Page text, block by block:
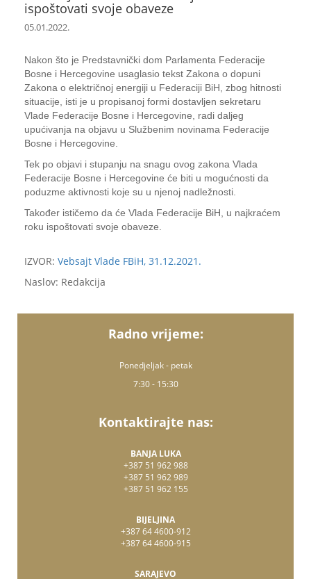
ispoštovati svoje obaveze
05.01.2022.
Nakon što je Predstavnički dom Parlamenta Federacije
Bosne i Hercegovine usaglasio tekst Zakona o dopuni
Zakona o električnoj energiji u Federaciji BiH, zbog hitnosti
situacije, isti je u propisanoj formi dostavljen sekretaru
Vlade Federacije Bosne i Hercegovine, radi daljeg
upućivanja na objavu u Službenim novinama Federacije
Bosne i Hercegovine.
Tek po objavi i stupanju na snagu ovog zakona Vlada
Federacije Bosne i Hercegovine će biti u mogućnosti da
poduzme aktivnosti koje su u njenoj nadležnosti.
Također ističemo da će Vlada Federacije BiH, u najkraćem
roku ispoštovati svoje obaveze.
IZVOR: Vebsajt Vlade FBiH, 31.12.2021.
Naslov: Redakcija
Radno vrijeme:
Ponedjeljak - petak
7:30 - 15:30
Kontaktirajte nas:
BANJA LUKA
+387 51 962 988
+387 51 962 989
+387 51 962 155
BIJELJINA
+387 64 4600-912
+387 64 4600-915
SARAJEVO